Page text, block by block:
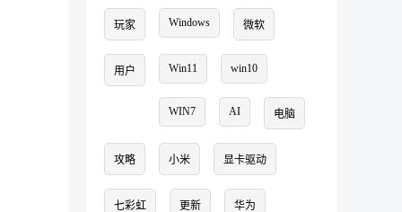
玩家 Windows 微软
用户 Win11 win10
WIN7 AI 电脑
攻略 小米 显卡驱动
七彩虹 更新 华为